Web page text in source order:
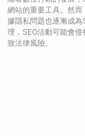
網站的重要工具。然
據隱私問題也逐漸成
理，SEO活動可能會
致法律風險。